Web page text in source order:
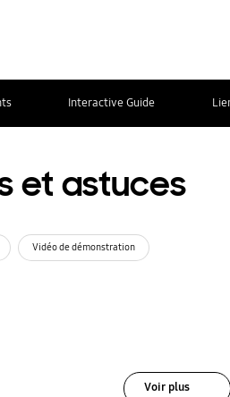
Interactive Guide
et astuces
Vidéo de démonstration
Voir plus